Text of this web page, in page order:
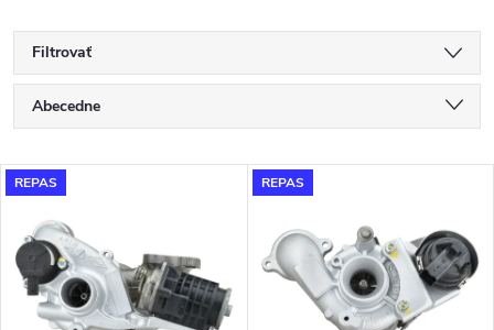
Filtrovať
R
a
d
e
Abecedne
Najdrahšie
Najpredávanejšie
V
ý
p
REPAS REPAS